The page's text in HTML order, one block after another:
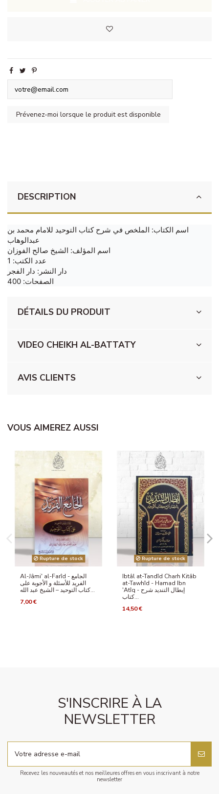
DESCRIPTION
اسم الكتاب: الملخص في شرح كتاب التوحيد للامام محمد بن
عبدالوهاب
اسم المؤلف: الشيخ صالح الفوزان
عدد الكتب: 1
دار النشر: دار الفجر
الصفحات: 400
DÉTAILS DU PRODUIT
VIDEO CHEIKH AL-BATTATY
AVIS CLIENTS
VOUS AIMEREZ AUSSI
Rupture de stock
Al-Jâmi' al-Farîd - الجامع
الفريد للأسئلة و الأجوبة على
كتاب التوحيد – الشيخ عبد الله...
7,00 €
Rupture de stock
Ibtâl at-Tandîd Charh Kitâb
at-Tawhîd - Hamad Ibn
'Atîq - إبطال التنديد شرح
كتاب...
14,50 €
S'INSCRIRE À LA
NEWSLETTER
Recevez les nouveautés et nos meilleures offres en vous inscrivant à notre
newsletter